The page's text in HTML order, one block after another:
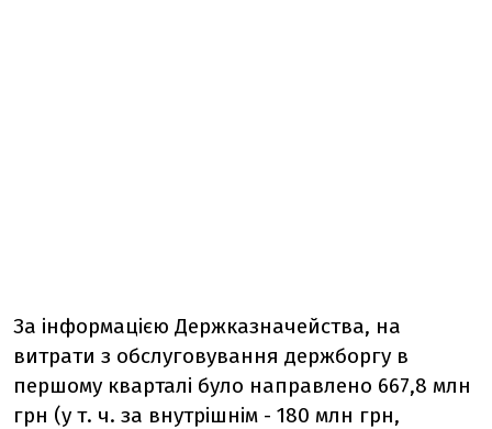
За інформацією Держказначейства, на
витрати з обслуговування держборгу в
першому кварталі було направлено 667,8 млн
грн (у т. ч. за внутрішнім - 180 млн грн,